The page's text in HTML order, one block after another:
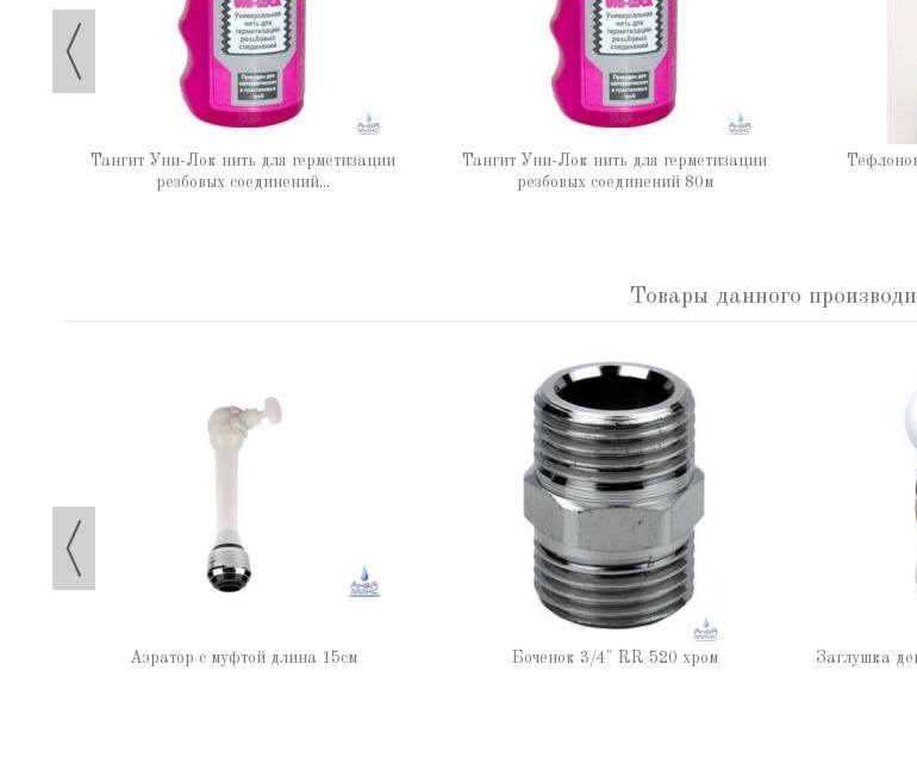
Тангит Уни-Лок нить для герметизации
резбовых соединений...
Тангит Уни-Лок нить для герметизации
резбовых соединений 80м
Товары данного
Аэратор с муфтой длина 15см Боченок 3/4" RR 520 хром
Заглушка